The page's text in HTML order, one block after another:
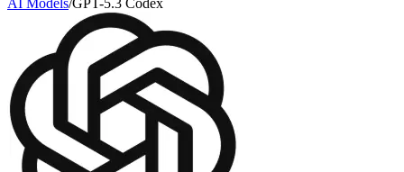
AI Models/GPT-5.3 Codex